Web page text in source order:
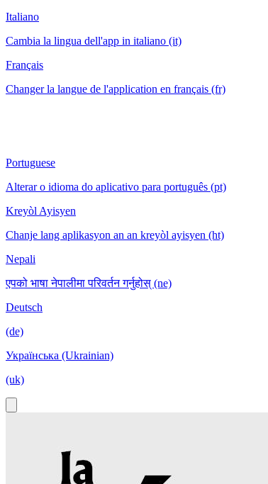
Italiano
Cambia la lingua dell'app in italiano (it)
Français
Changer la langue de l'application en français (fr)
Portuguese
Alterar o idioma do aplicativo para português (pt)
Kreyòl Ayisyen
Chanje lang aplikasyon an an kreyòl ayisyen (ht)
Nepali
एपको भाषा नेपालीमा परिवर्तन गर्नुहोस् (ne)
Deutsch
(de)
Українська (Ukrainian)
(uk)